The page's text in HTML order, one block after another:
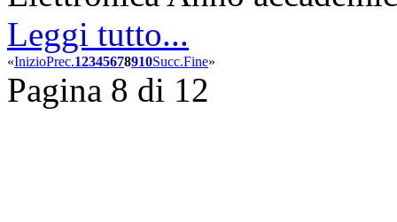
Leggi tutto...
«InizioPrec.12345678910Succ.Fine»
Pagina 8 di 12